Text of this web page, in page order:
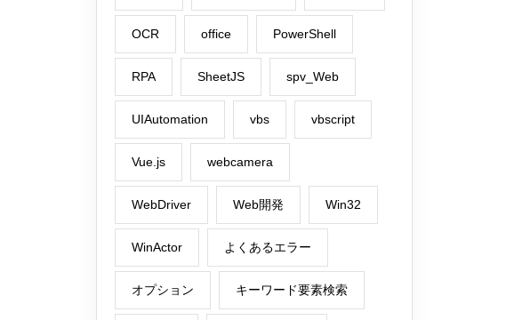
OCR office PowerShell
RPA SheetJS spv_Web
UIAutomation vbs vbscript
Vue.js webcamera
WebDriver Web開発 Win32
WinActor よくあるエラー
オプション キーワード要素検索